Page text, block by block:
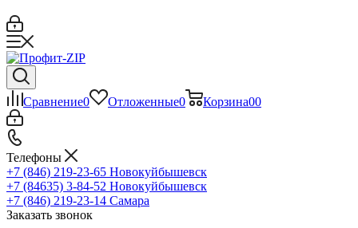
Сравнение0 Отложенные0 Корзина00
Телефоны
+7 (846) 219-23-65 Новокуйбышевск
+7 (84635) 3-84-52 Новокуйбышевск
+7 (846) 219-23-14 Самара
Заказать звонок